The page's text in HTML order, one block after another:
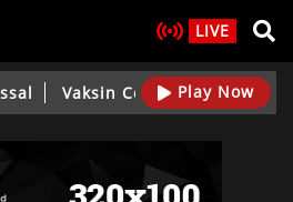
LIVE
Vaksin Corona SiapPlay Now